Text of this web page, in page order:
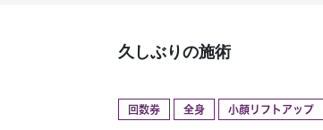
予約確認 お
久しぶりの施術
回数券 全身 小顔リフトアップ